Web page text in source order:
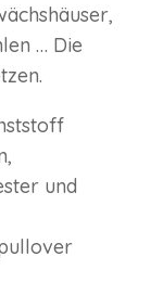
… Die
und